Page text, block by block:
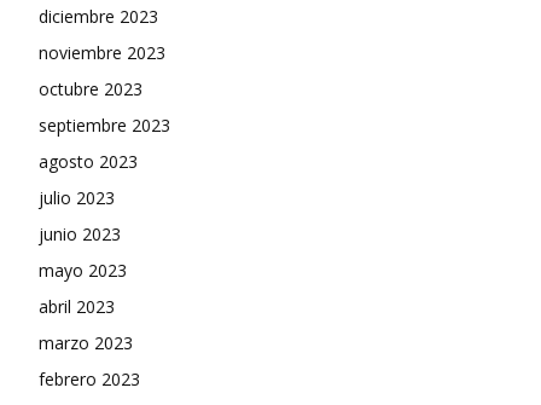
diciembre 2023
noviembre 2023
octubre 2023
septiembre 2023
agosto 2023
julio 2023
junio 2023
mayo 2023
abril 2023
marzo 2023
febrero 2023